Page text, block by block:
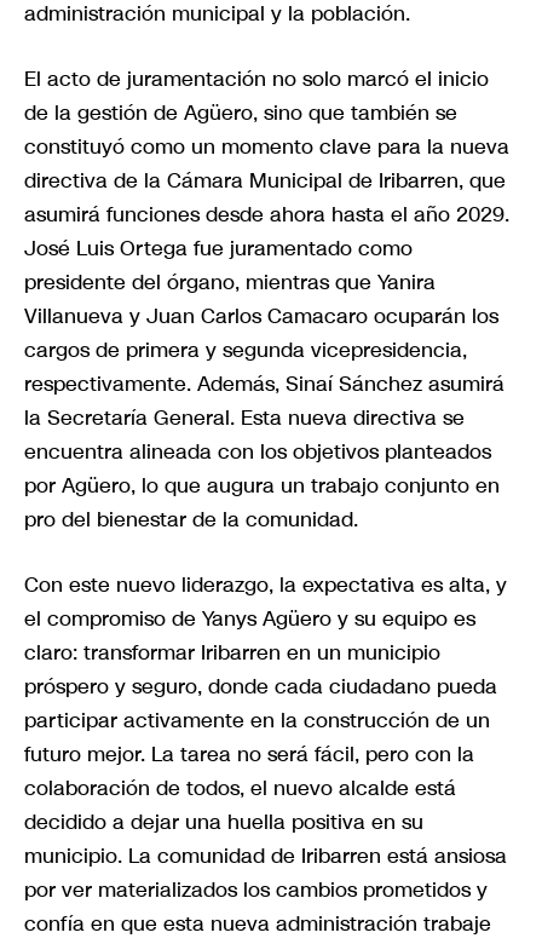
administración municipal y la población.
El acto de juramentación no solo marcó el inicio
de la gestión de Agüero, sino que también se
constituyó como un momento clave para la nueva
directiva de la Cámara Municipal de Iribarren, que
asumirá funciones desde ahora hasta el año 2029.
José Luis Ortega fue juramentado como
presidente del órgano, mientras que Yanira
Villanueva y Juan Carlos Camacaro ocuparán los
cargos de primera y segunda vicepresidencia,
respectivamente. Además, Sinaí Sánchez asumirá
la Secretaría General. Esta nueva directiva se
encuentra alineada con los objetivos planteados
por Agüero, lo que augura un trabajo conjunto en
pro del bienestar de la comunidad.
Con este nuevo liderazgo, la expectativa es alta, y
el compromiso de Yanys Agüero y su equipo es
claro: transformar Iribarren en un municipio
próspero y seguro, donde cada ciudadano pueda
participar activamente en la construcción de un
futuro mejor. La tarea no será fácil, pero con la
colaboración de todos, el nuevo alcalde está
decidido a dejar una huella positiva en su
municipio. La comunidad de Iribarren está ansiosa
por ver materializados los cambios prometidos y
confía en que esta nueva administración trabaje